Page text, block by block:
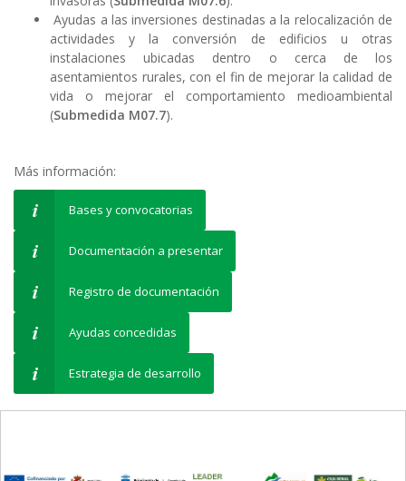
Ayudas a las inversiones destinadas a la relocalización de
actividades y la conversión de edificios u otras
instalaciones ubicadas dentro o cerca de los
asentamientos rurales, con el fin de mejorar la calidad de
vida o mejorar el comportamiento medioambiental
(Submedida M07.7).
Más información:
Bases y convocatorias
Documentación a presentar
Registro de documentación
Ayudas concedidas
Estrategia de desarrollo